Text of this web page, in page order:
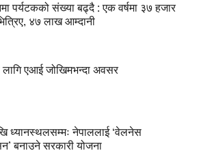
पर्यटकको संख्या बढ्दै : एक वर्षमा ३७ हजार
४७ लाख आम्दानी
एआई जोखिमभन्दा अवसर
ध्यानस्थलसम्मः नेपाललाई ‘वेलनेस
बनाउने सरकारी योजना